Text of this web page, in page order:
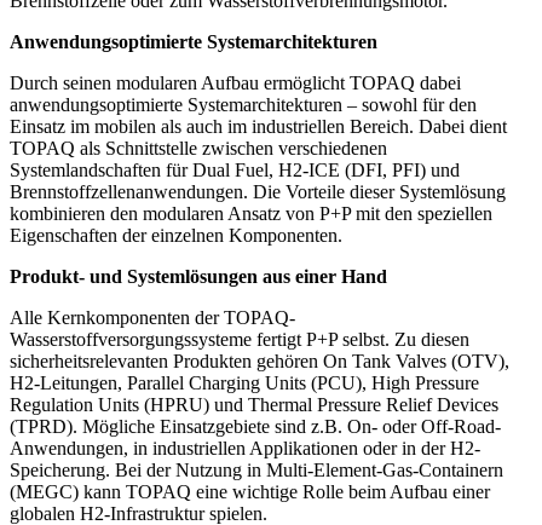
Anwendungsoptimierte Systemarchitekturen
Durch seinen modularen Aufbau ermöglicht TOPAQ dabei
anwendungsoptimierte Systemarchitekturen – sowohl für den
Einsatz im mobilen als auch im industriellen Bereich. Dabei dient
TOPAQ als Schnittstelle zwischen verschiedenen
Systemlandschaften für Dual Fuel, H2-ICE (DFI, PFI) und
Brennstoffzellenanwendungen. Die Vorteile dieser Systemlösung
kombinieren den modularen Ansatz von P+P mit den speziellen
Eigenschaften der einzelnen Komponenten.
Produkt- und Systemlösungen aus einer Hand
Alle Kernkomponenten der TOPAQ-
Wasserstoffversorgungssysteme fertigt P+P selbst. Zu diesen
sicherheitsrelevanten Produkten gehören On Tank Valves (OTV),
H2-Leitungen, Parallel Charging Units (PCU), High Pressure
Regulation Units (HPRU) und Thermal Pressure Relief Devices
(TPRD). Mögliche Einsatzgebiete sind z.B. On- oder Off-Road-
Anwendungen, in industriellen Applikationen oder in der H2-
Speicherung. Bei der Nutzung in Multi-Element-Gas-Containern
(MEGC) kann TOPAQ eine wichtige Rolle beim Aufbau einer
globalen H2-Infrastruktur spielen.